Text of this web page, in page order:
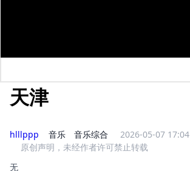
天津
hlllppp 音乐 音乐综合 2026-05-07 17:04
原创声明，未经作者许可禁止转载
无